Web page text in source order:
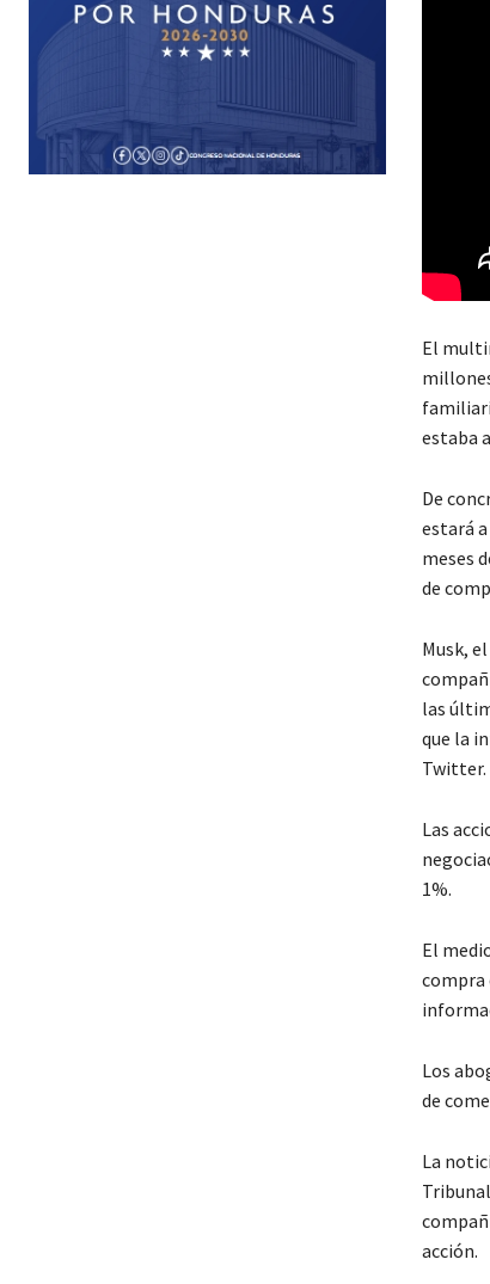
El
estaba
De
estará
meses
de
Musk,
las
que la
Twitter.
Las
1%.
El
compra
Los
de
La
acción.